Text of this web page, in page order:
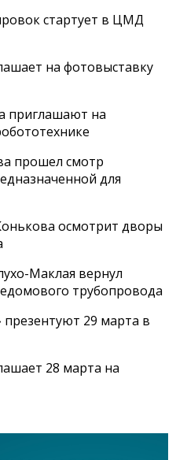
стартует в ЦМД
на фотовыставку
приглашают на
прошел смотр
для
осмотрит дворы
Маклая вернул
трубопровода
29 марта в
28 марта на